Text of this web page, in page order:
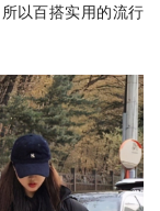
以百搭实用的流行